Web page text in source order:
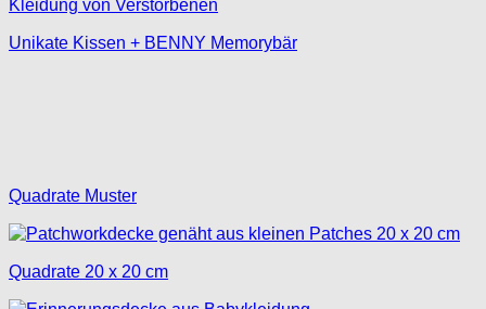
Unikate Kissen + BENNY Memorybär
Quadrate Muster
Quadrate 20 x 20 cm